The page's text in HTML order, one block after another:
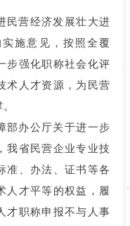
民营经济发展壮大进
施意见，按照全覆
步强化职称社会化评
术人才资源，为民营
部办公厅关于进一步
我省民营企业专业技
准、办法、证书等各
人才平等的权益，履
才职称申报不与人事